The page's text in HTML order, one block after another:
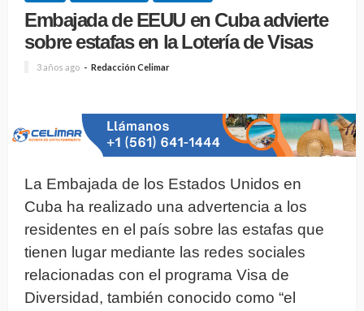
Embajada de EEUU en Cuba advierte
sobre estafas en la Lotería de Visas
3 años ago Redacción Celimar
La Embajada de los Estados Unidos en
Cuba ha realizado una advertencia a los
residentes en el país sobre las estafas que
tienen lugar mediante las redes sociales
relacionadas con el programa Visa de
Diversidad, también conocido como “el